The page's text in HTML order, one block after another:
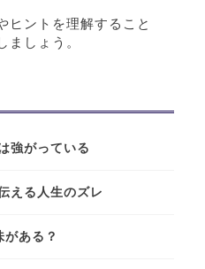
ヒントを理解すること
ましょう。
強がっている
える人生のズレ
ある？